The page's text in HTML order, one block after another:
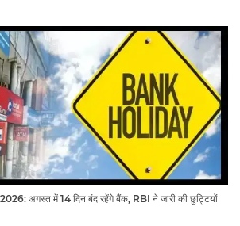
अगस्त में 14 दिन बंद रहेंगे बैंक, RBI ने जारी की छुट्टियों